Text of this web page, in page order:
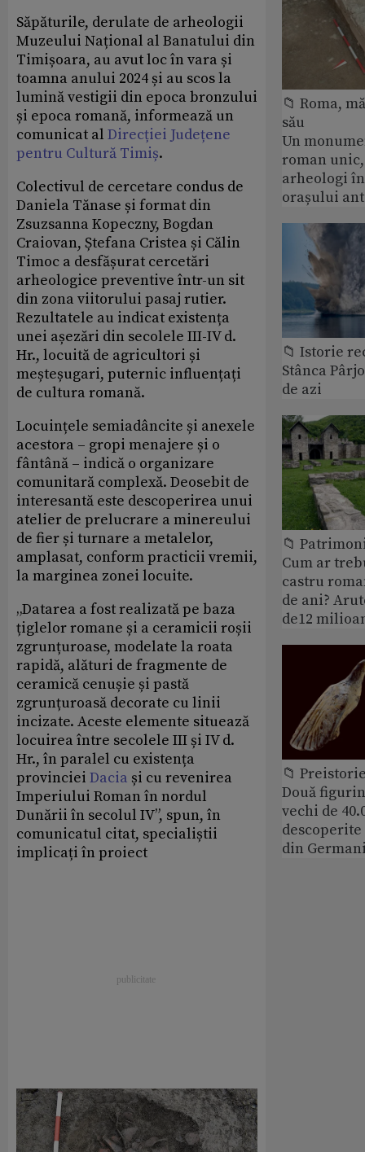
Săpăturile, derulate de arheologii
Muzeului Național al Banatului din
Timișoara, au avut loc în vara și
toamna anului 2024 și au scos la
lumină vestigii din epoca bronzului
și epoca romană, informează un
comunicat al Direcției Județene
pentru Cultură Timiș.
Colectivul de cercetare condus de
Daniela Tănase și format din
Zsuzsanna Kopeczny, Bogdan
Craiovan, Ștefana Cristea și Călin
Timoc a desfășurat cercetări
arheologice preventive într-un sit
din zona viitorului pasaj rutier.
Rezultatele au indicat existența
unei așezări din secolele III-IV d.
Hr., locuită de agricultori și
meșteșugari, puternic influențați
de cultura romană.
Locuințele semiadâncite și anexele
acestora – gropi menajere și o
fântână – indică o organizare
comunitară complexă. Deosebit de
interesantă este descoperirea unui
atelier de prelucrare a minereului
de fier și turnare a metalelor,
amplasat, conform practicii vremii,
la marginea zonei locuite.
„Datarea a fost realizată pe baza
țiglelor romane și a ceramicii roșii
zgrunțuroase, modelate la roata
rapidă, alături de fragmente de
ceramică cenușie și pastă
zgrunțuroasă decorate cu linii
incizate. Aceste elemente situează
locuirea între secolele III și IV d.
Hr., în paralel cu existența
provinciei Dacia și cu revenirea
Imperiului Roman în nordul
Dunării în secolul IV”, spun, în
comunicatul citat, specialiștii
implicați în proiect
📁 Roma,
său
Un
roman
arheologi
orașului
📁 Istorie
Stânca
de azi
📁
Cum ar
castru
de ani?
de12
📁
Două
vechi de
din